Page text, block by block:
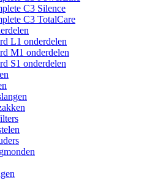
C3 Silence
C3 TotalCare
L1 onderdelen
M1 onderdelen
S1 onderdelen